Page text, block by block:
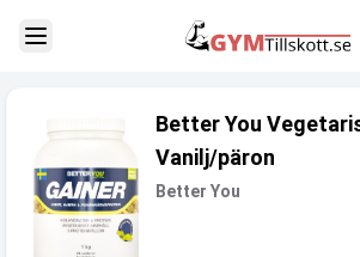
Toggle Sidebar
Better You
Vanilj/päron
Better You